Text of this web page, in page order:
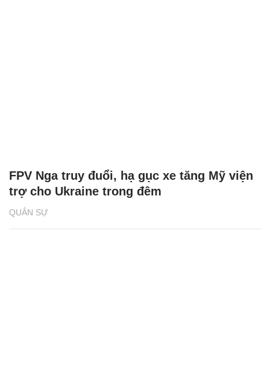
QUÂN SỰ
FPV Nga truy đuổi, hạ gục xe tăng Mỹ viện
trợ cho Ukraine trong đêm